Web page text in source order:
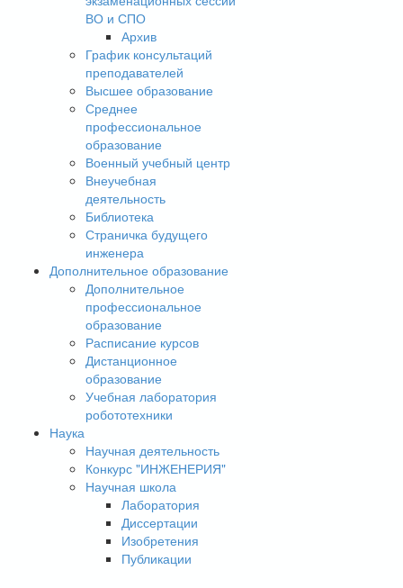
ВО и СПО
Архив
График консультаций
преподавателей
Высшее образование
Среднее
профессиональное
образование
Военный учебный центр
Внеучебная
деятельность
Библиотека
Страничка будущего
инженера
Дополнительное образование
Дополнительное
профессиональное
образование
Расписание курсов
Дистанционное
образование
Учебная лаборатория
робототехники
Наука
Научная деятельность
Конкурс "ИНЖЕНЕРИЯ"
Научная школа
Лаборатория
Диссертации
Изобретения
Публикации